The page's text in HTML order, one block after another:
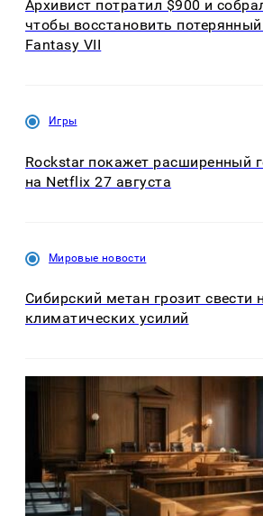
Архивист потратил $900 и
чтобы восстановить
Fantasy VII
Игры
Rockstar покажет расширенный
на Netflix 27 августа
Мировые новости
Сибирский метан грозит свести
климатических усилий